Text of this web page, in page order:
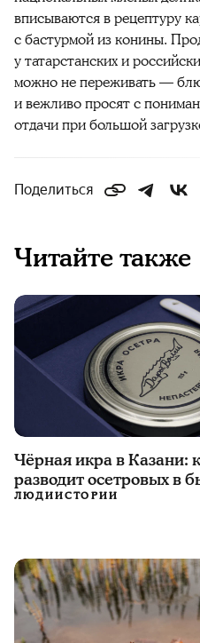
вписываются в рецептуру
с бастурмой из конины.
у татарстанских и
можно не переживать —
и вежливо просят с
отдачи при большой
Поделиться
Читайте также
Чёрная икра в Казани:
разводит осетровых в
ЛЮДИИСТОРИИ